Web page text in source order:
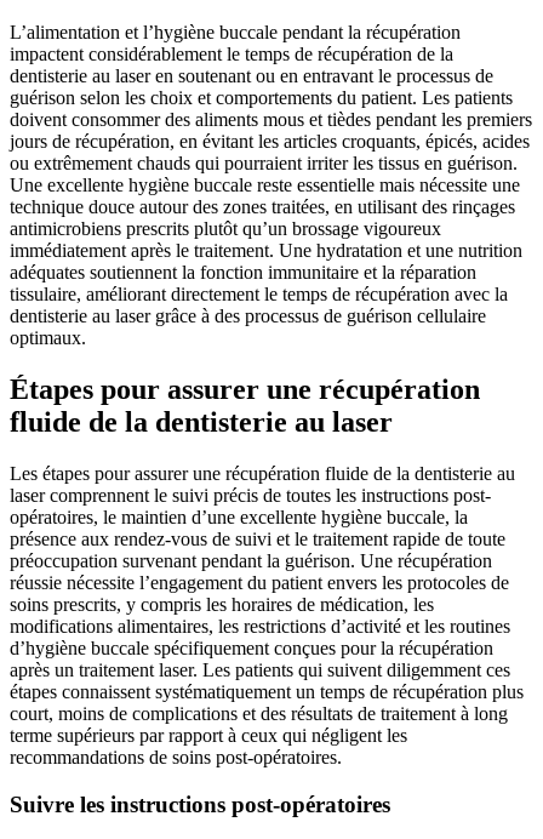
L’alimentation et l’hygiène buccale pendant la récupération
impactent considérablement le temps de récupération de la
dentisterie au laser en soutenant ou en entravant le processus de
guérison selon les choix et comportements du patient. Les patients
doivent consommer des aliments mous et tièdes pendant les premiers
jours de récupération, en évitant les articles croquants, épicés, acides
ou extrêmement chauds qui pourraient irriter les tissus en guérison.
Une excellente hygiène buccale reste essentielle mais nécessite une
technique douce autour des zones traitées, en utilisant des rinçages
antimicrobiens prescrits plutôt qu’un brossage vigoureux
immédiatement après le traitement. Une hydratation et une nutrition
adéquates soutiennent la fonction immunitaire et la réparation
tissulaire, améliorant directement le temps de récupération avec la
dentisterie au laser grâce à des processus de guérison cellulaire
optimaux.
Étapes pour assurer une récupération
fluide de la dentisterie au laser
Les étapes pour assurer une récupération fluide de la dentisterie au
laser comprennent le suivi précis de toutes les instructions post-
opératoires, le maintien d’une excellente hygiène buccale, la
présence aux rendez-vous de suivi et le traitement rapide de toute
préoccupation survenant pendant la guérison. Une récupération
réussie nécessite l’engagement du patient envers les protocoles de
soins prescrits, y compris les horaires de médication, les
modifications alimentaires, les restrictions d’activité et les routines
d’hygiène buccale spécifiquement conçues pour la récupération
après un traitement laser. Les patients qui suivent diligemment ces
étapes connaissent systématiquement un temps de récupération plus
court, moins de complications et des résultats de traitement à long
terme supérieurs par rapport à ceux qui négligent les
recommandations de soins post-opératoires.
Suivre les instructions post-opératoires